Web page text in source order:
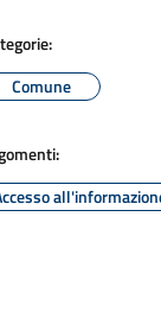
Comune